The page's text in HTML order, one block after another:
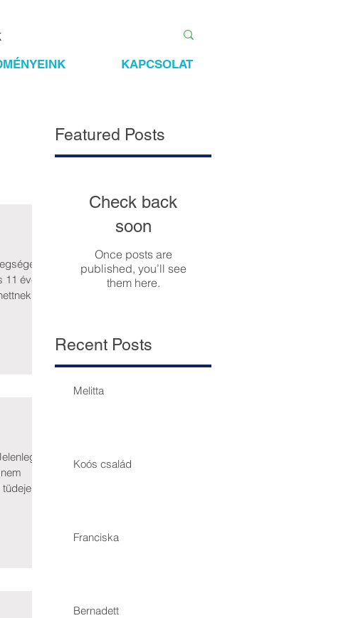
KAPCSOLAT
éves
és
Featured Posts
Check back
soon
Once posts are
published, you’ll see
them here.
Recent Posts
Melitta
Koós család
Franciska
Bernadett